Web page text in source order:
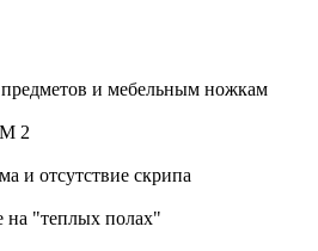
и мебельным ножкам
2
и отсутствие скрипа
на "теплых полах"